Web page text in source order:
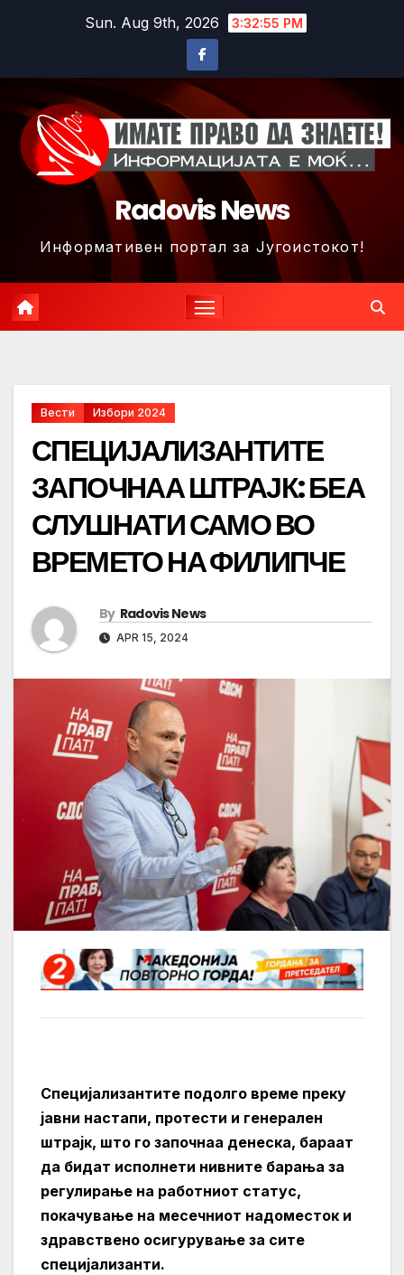
Sun. Aug 9th, 2026 3:32:58 PM
Radovis News
Информативен портал за Југоистокот!
Вести Избори 2024
СПЕЦИЈАЛИЗАНТИТЕ
ЗАПОЧНАА ШТРАЈК: БЕА
СЛУШНАТИ САМО ВО
ВРЕМЕТО НА ФИЛИПЧЕ
By Radovis News
APR 15, 2024
Специјализантите подолго време преку
јавни настапи, протести и генерален
штрајк, што го започнаа денеска, бараат
да бидат исполнети нивните барања за
регулирање на работниот статус,
покачување на месечниот надоместок и
здравствено осигурување за сите
специјализанти.